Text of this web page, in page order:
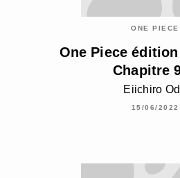
ONE PIECE
One Piece
Chapitre
Eiichiro
15/06/2022